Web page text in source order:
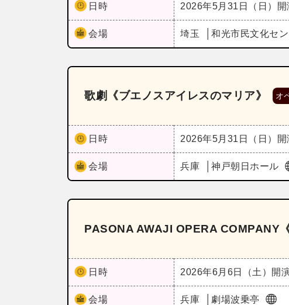
日時 2026年5月31日（日）
会場 埼玉 和光市民文化セ
歌劇《ブエノスアイレスのマリア》 オ
日時 2026年5月31日（日）
会場 兵庫 神戸朝日ホール
PASONA AWAJI OPERA COMPANY
日時 2026年6月6日（土） 開
会場 兵庫 劇場波乗亭